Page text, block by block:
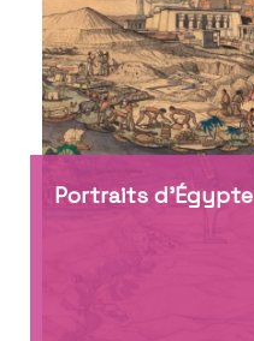
Portraits d’Égypte